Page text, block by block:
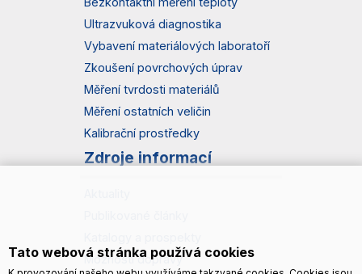
Ultrazvuková diagnostika
Vybavení materiálových laboratoří
Zkoušení povrchových úprav
Měření tvrdosti materiálů
Měření ostatních veličin
Kalibrační prostředky
Zdroje informací
Možnosti dopravy
Tato webová stránka používá cookies